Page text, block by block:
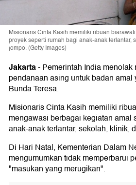
Misionaris Cinta Kasih memiliki ribuan
proyek seperti rumah bagi anak-anak terlantar,
jompo. (Getty Images)
Jakarta-Pemerintah India
pendanaan asing untuk badan
Bunda Teresa.
Misionaris Cinta Kasih memiliki
mengawasi berbagai kegiatan amal
anak-anak terlantar, sekolah, klinik,
Di Hari Natal, Kementerian Dalam
mengumumkan tidak memperbarui
"masukan yang merugikan".